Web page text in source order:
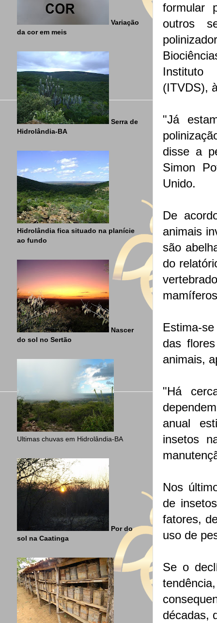
formular
outros
Instituto
(ITVDS),
"Já
disse a
Simon
Unido.
De
animais
são
do
Estima-
das
animais,
"Há
anual
insetos
Nos
de
fatores,
uso de
Se o
décadas,
Variação
da cor em meis
Serra de
Hidrolândia-BA
Hidrolândia fica situado na planície
ao fundo
Nascer
do sol no Sertão
Ultimas chuvas em Hidrolândia-BA
Por do
sol na Caatinga